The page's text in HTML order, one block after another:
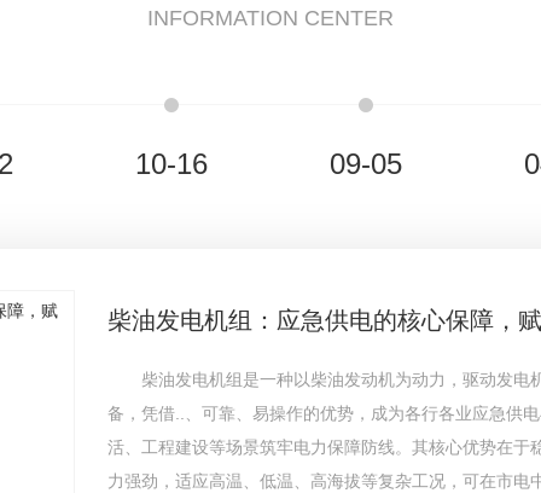
INFORMATION CENTER
10-16 09-05
柴油发电机组：应急供电的核心保障，
柴油发电机组是一种以柴油发动机为动力，驱动发电
备，凭借..、可靠、易操作的优势，成为各行各业应急供
活、工程建设等场景筑牢电力保障防线。其核心优势在于
力强劲，适应高温、低温、高海拔等复杂工况，可在市电